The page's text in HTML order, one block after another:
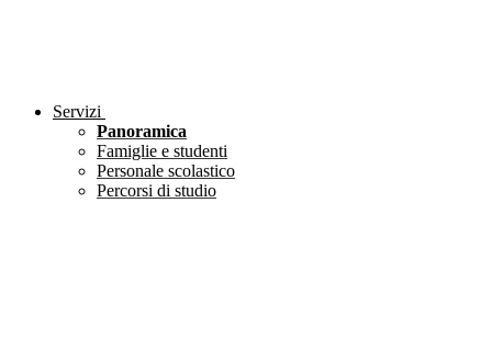
Servizi
Panoramica
Famiglie e studenti
Personale scolastico
Percorsi di studio